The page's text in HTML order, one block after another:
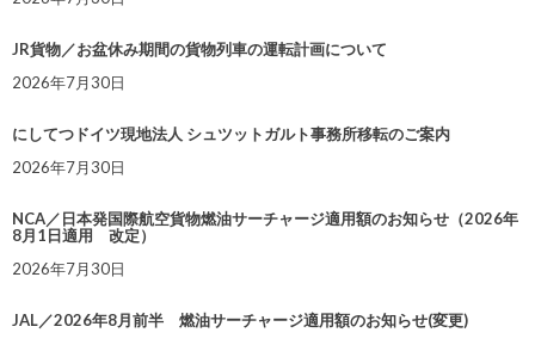
JR貨物／お盆休み期間の貨物列車の運転計画について
2026年7月30日
にしてつドイツ現地法人 シュツットガルト事務所移転のご案内
2026年7月30日
NCA／日本発国際航空貨物燃油サーチャージ適用額のお知らせ（2026年
8月1日適用 改定）
2026年7月30日
JAL／2026年8月前半 燃油サーチャージ適用額のお知らせ(変更)